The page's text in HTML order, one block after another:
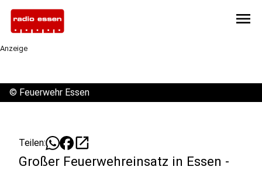
menu
Anzeige
© Feuerwehr Essen
Teilen: open_in_new
Großer Feuerwehreinsatz in Essen -